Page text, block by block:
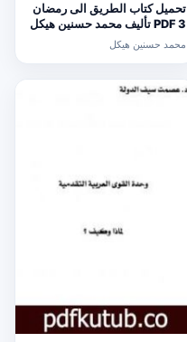
تحميل كتاب الطريق الى رمضان
3 PDF تأليف محمد حسنين هيكل
محمد حسنين هيكل